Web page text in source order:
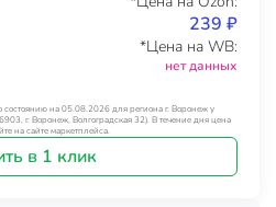
239 ₽
*Цена на WB:
нет данных
на 05.08.2026 для региона г. Воронеж у
г. Воронеж, Волгоградская 32). В течение дня цена
на сайте маркетплейса.
в 1 клик